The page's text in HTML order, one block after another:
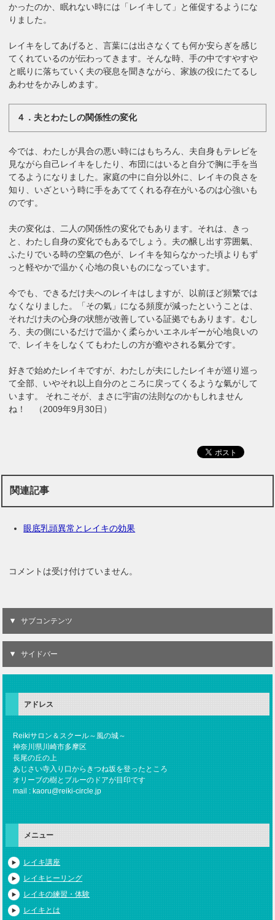
かったのか、眠れない時には「レイキして」と催促するようにな
りました。
レイキをしてあげると、言葉には出さなくても何か安らぎを感じ
てくれているのが伝わってきます。そんな時、手の中ですやすや
と眠りに落ちていく夫の寝息を聞きながら、家族の役にたてるし
あわせをかみしめます。
４．夫とわたしの関係性の変化
今では、わたしが具合の悪い時にはもちろん、夫自身もテレビを
見ながら自己レイキをしたり、布団にはいると自分で胸に手を当
てるようになりました。家庭の中に自分以外に、レイキの良さを
知り、いざという時に手をあててくれる存在がいるのは心強いも
のです。
夫の変化は、二人の関係性の変化でもあります。それは、きっ
と、わたし自身の変化でもあるでしょう。夫の醸し出す雰囲氣、
ふたりでいる時の空氣の色が、レイキを知らなかった頃よりもず
っと軽やかで温かく心地の良いものになっています。
今でも、できるだけ夫へのレイキはしますが、以前ほど頻繁では
なくなりました。「その氣」になる頻度が減ったということは、
それだけ夫の心身の状態が改善している証拠でもあります。むし
ろ、夫の側にいるだけで温かく柔らかいエネルギーが心地良いの
で、レイキをしなくてもわたしの方が癒やされる氣分です。
好きで始めたレイキですが、わたしが夫にしたレイキが巡り巡っ
て全部、いやそれ以上自分のところに戻ってくるような氣がして
います。 それこそが、まさに宇宙の法則なのかもしれません
ね！ （2009年9月30日）
関連記事
眼底乳頭異常とレイキの効果
コメントは受け付けていません。
サブコンテンツ
サイドバー
アドレス
Reikiサロン＆スクール～風の城～
神奈川県川崎市多摩区
長尾の丘の上
あじさい寺入り口からきつね坂を登ったところ
オリーブの樹とブルーのドアが目印です
mail : kaoru@reiki-circle.jp
メニュー
レイキ講座
レイキヒーリング
レイキの練習・体験
レイキとは